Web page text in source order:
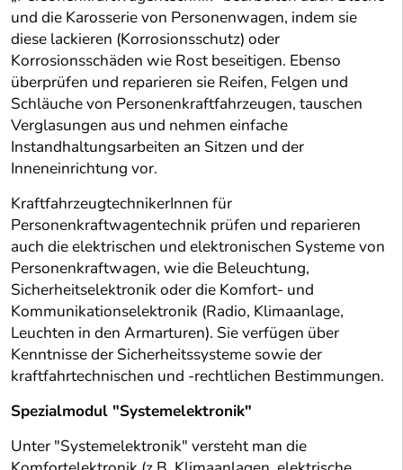
und die Karosserie von Personenwagen, indem sie
diese lackieren (Korrosionsschutz) oder
Korrosionsschäden wie Rost beseitigen. Ebenso
überprüfen und reparieren sie Reifen, Felgen und
Schläuche von Personenkraftfahrzeugen, tauschen
Verglasungen aus und nehmen einfache
Instandhaltungsarbeiten an Sitzen und der
Inneneinrichtung vor.
KraftfahrzeugtechnikerInnen für
Personenkraftwagentechnik prüfen und reparieren
auch die elektrischen und elektronischen Systeme von
Personenkraftwagen, wie die Beleuchtung,
Sicherheitselektronik oder die Komfort- und
Kommunikationselektronik (Radio, Klimaanlage,
Leuchten in den Armarturen). Sie verfügen über
Kenntnisse der Sicherheitssysteme sowie der
kraftfahrtechnischen und -rechtlichen Bestimmungen.
Spezialmodul "Systemelektronik"
Unter "Systemelektronik" versteht man die